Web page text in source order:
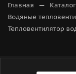
Главная — Каталог
Водяные
Тепловентилятор